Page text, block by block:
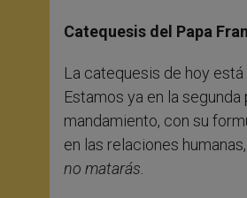
Catequesis del Papa
La catequesis de hoy
Estamos ya en la
mandamiento, con su
en las relaciones
no matarás.